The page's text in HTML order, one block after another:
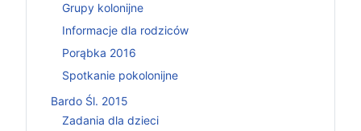
Grupy kolonijne
Informacje dla rodziców
Porąbka 2016
Spotkanie pokolonijne
Bardo Śl. 2015
Zadania dla dzieci